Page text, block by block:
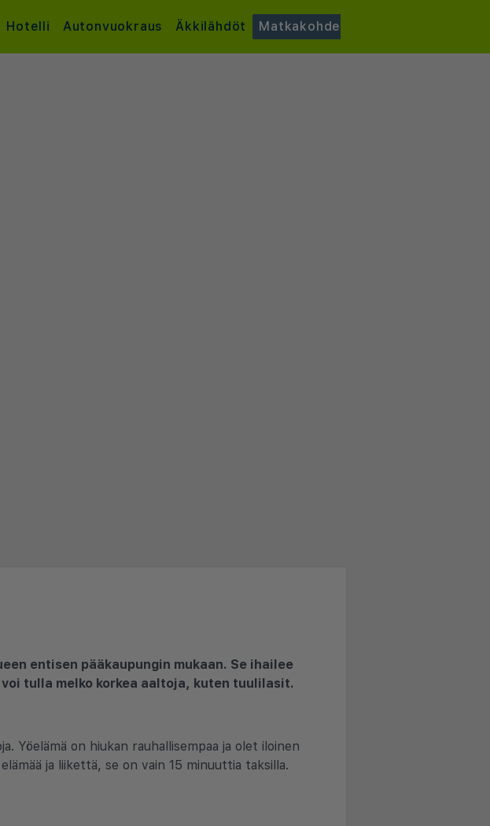
Hotelli Autonvuokraus Äkkilähdöt Matkakohde
entisen pääkaupungin mukaan. Se ihailee
tulla melko korkea aaltoja, kuten tuulilasit.
Yöelämä on hiukan rauhallisempaa ja olet iloinen
ja liikettä, se on vain 15 minuuttia taksilla.